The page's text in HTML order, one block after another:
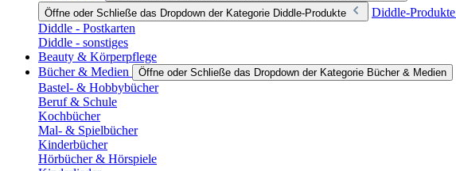
Öffne oder Schließe das Dropdown der Kategorie Diddle-Produkte
Diddle-Produkte
Diddle - Postkarten
Diddle - sonstiges
Beauty & Körperpflege
Bücher & Medien
Öffne oder Schließe das Dropdown der Kategorie Bücher & Medien
Bastel- & Hobbybücher
Beruf & Schule
Kochbücher
Mal- & Spielbücher
Kinderbücher
Hörbücher & Hörspiele